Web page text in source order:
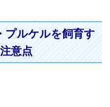
プルケルを飼育す
意点